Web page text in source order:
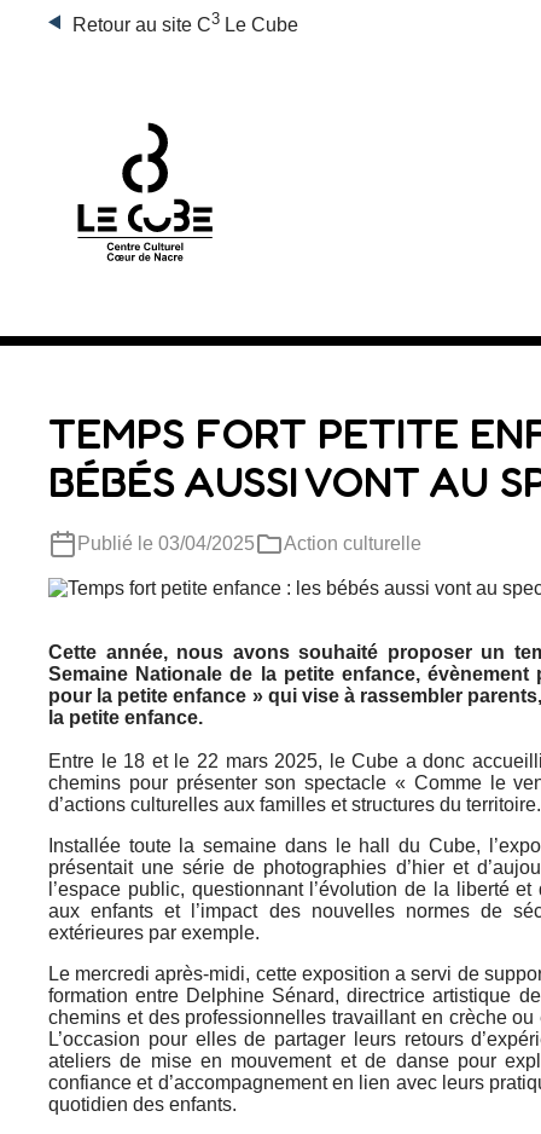
Retour au site C3 Le Cube
TEMPS FORT PETITE
BÉBÉS AUSSI VONT AU
Publié le 03/04/2025 Action culturelle
Cette année, nous avons souhaité proposer un
Semaine Nationale de la petite enfance, évènement
pour la petite enfance » qui vise à rassembler
la petite enfance.
Entre le 18 et le 22 mars 2025, le Cube a donc
chemins pour présenter son spectacle « Comme le
d’actions culturelles aux familles et structures du territoire.
Installée toute la semaine dans le hall du Cube,
présentait une série de photographies d’hier et
l’espace public, questionnant l’évolution de la liberté
aux enfants et l’impact des nouvelles normes de
extérieures par exemple.
Le mercredi après-midi, cette exposition a servi de
formation entre Delphine Sénard, directrice artistique
chemins et des professionnelles travaillant en crèche
L’occasion pour elles de partager leurs retours
ateliers de mise en mouvement et de danse pour
confiance et d’accompagnement en lien avec leurs
quotidien des enfants.
Rechercher